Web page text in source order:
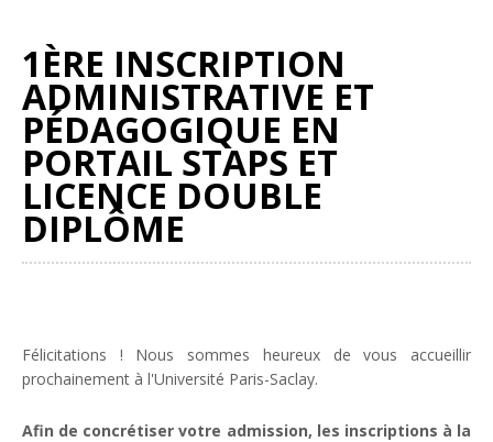
1ÈRE INSCRIPTION
ADMINISTRATIVE ET
PÉDAGOGIQUE EN
PORTAIL STAPS ET
LICENCE DOUBLE
DIPLÔME
Félicitations ! Nous sommes heureux de vous accueillir
prochainement à l'Université Paris-Saclay.
Afin de concrétiser votre admission, les inscriptions à la